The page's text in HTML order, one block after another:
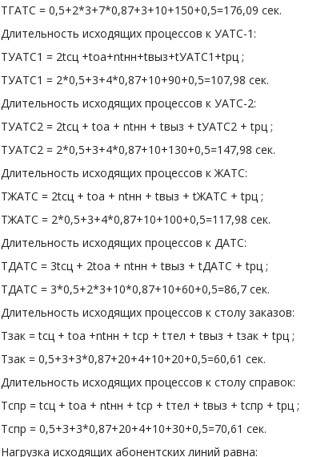
TГАТС = 0,5+2*3+7*0,87+3+10+150+0,5=176,09 сек.
Длительность исходящих процессов к УАТС-1:
TУАТС1 = 2tсц +tоа+ntнн+tвыз+tУАТС1+tрц ;
TУАТС1 = 2*0,5+3+4*0,87+10+90+0,5=107,98 сек.
Длительность исходящих процессов к УАТС-2:
TУАТС2 = 2tсц + tоа + ntнн + tвыз + tУАТС2 + tрц ;
TУАТС2 = 2*0,5+3+4*0,87+10+130+0,5=147,98 сек.
Длительность исходящих процессов к ЖАТС:
TЖАТС = 2tсц + tоа + ntнн + tвыз + tЖАТС + tрц ;
TЖАТС = 2*0,5+3+4*0,87+10+100+0,5=117,98 сек.
Длительность исходящих процессов к ДАТС:
TДАТС = 3tсц + 2tоа + ntнн + tвыз + tДАТС + tрц ;
TДАТС = 3*0,5+2*3+10*0,87+10+60+0,5=86,7 сек.
Длительность исходящих процессов к столу заказов:
Tзак = tсц + tоа +ntнн + tср + tтел + tвыз + tзак + tрц ;
Tзак = 0,5+3+3*0,87+20+4+10+20+0,5=60,61 сек.
Длительность исходящих процессов к столу справок:
Tспр = tсц + tоа + ntнн + tср + tтел + tвыз + tспр + tрц ;
Tспр = 0,5+3+3*0,87+20+4+10+30+0,5=70,61 сек.
Нагрузка исходящих абонентских линий равна: